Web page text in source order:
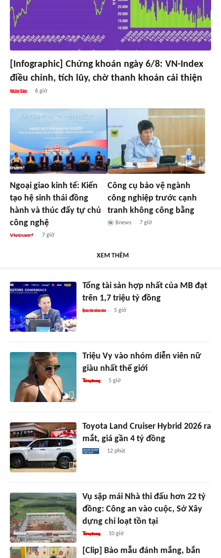
[Infographic] Chứng khoán ngày 6/8: VN-Index
điều chỉnh, tích lũy, chờ thanh khoản cải thiện
6 giờ
Ngoại giao kinh tế: Kiến
tạo hệ sinh thái đồng
hành và thúc đẩy tự chủ
công nghệ
7 giờ
Công cụ bảo vệ ngành
công nghiệp trước cạnh
tranh không công bằng
Bnews 7 giờ
XEM THÊM
Tổng tài sản hợp nhất của MB đạt
trên 1,7 triệu tỷ đồng
5 giờ
Triệu Vy vào nhóm diễn viên nữ
giàu nhất thế giới
5 giờ
Toyota Land Cruiser Hybrid 2026 ra
mắt, giá gần 4 tỷ đồng
12 phút
Vụ sập mái Nhà thi đấu hơn 22 tỷ
đồng: Công an vào cuộc, Sở Xây
dựng chỉ loạt tồn tại
10 giờ
[Clip] Bảo mẫu đánh mắng, bắn